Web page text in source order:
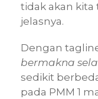
tidak akan kita
jelasnya.
Dengan
bermakna
sedikit
pada PMM 1